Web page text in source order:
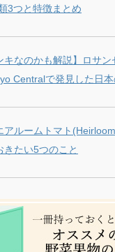
3つと特徴まとめ
キなのかも解説】ロサ
Centralで発見した日
アルームトマト
きたい5つのこと